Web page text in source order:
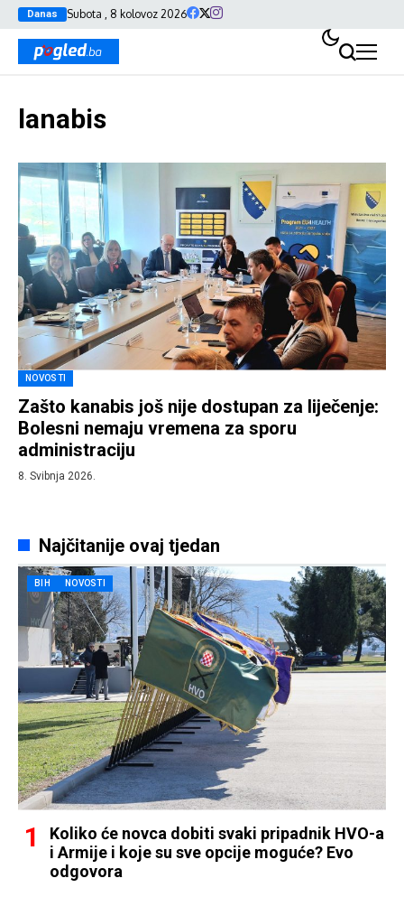
Danas Subota , 8 kolovoz 2026
lanabis
NOVOSTI
Zašto kanabis još nije dostupan za liječenje:
Bolesni nemaju vremena za sporu
administraciju
8. Svibnja 2026.
Najčitanije ovaj tjedan
BIH NOVOSTI
Koliko će novca dobiti svaki pripadnik HVO-a
i Armije i koje su sve opcije moguće? Evo
odgovora